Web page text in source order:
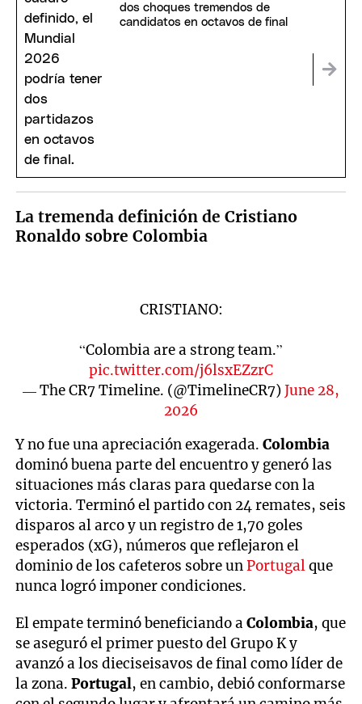
dos choques tremendos de
candidatos en octavos de final
La tremenda definición de Cristiano
Ronaldo sobre Colombia
CRISTIANO:
“Colombia are a strong team.”
pic.twitter.com/j6lsxEZzrC
— The CR7 Timeline. (@TimelineCR7)June 28,
2026
Y no fue una apreciación exagerada.Colombia
dominó buena parte del encuentro y generó las
situaciones más claras para quedarse con la
victoria. Terminó el partido con 24 remates, seis
disparos al arco y un registro de 1,70 goles
esperados (xG), números que reflejaron el
dominio de los cafeteros sobre unPortugalque
nunca logró imponer condiciones.
El empate terminó beneficiando aColombia, que
se aseguró el primer puesto del Grupo K y
avanzó a los dieciseisavos de final como líder de
la zona.Portugal, en cambio, debió conformarse